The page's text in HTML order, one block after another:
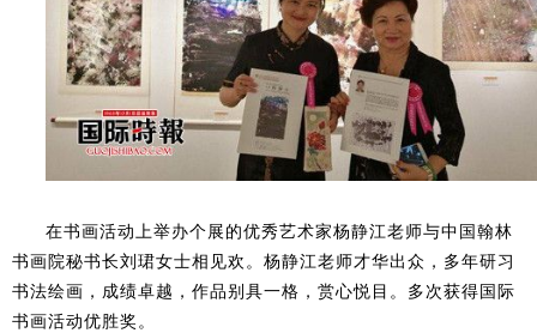
在书画活动上举办个展的优秀艺术家杨静江老师与中国翰林
书画院秘书长刘珺女士相见欢。杨静江老师才华出众，多年研习
书法绘画，成绩卓越，作品别具一格，赏心悦目。多次获得国际
书画活动优胜奖。